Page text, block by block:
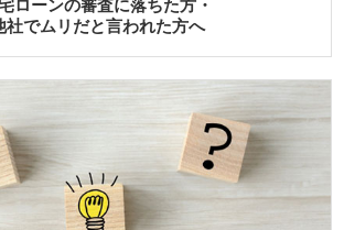
と方法はあります！